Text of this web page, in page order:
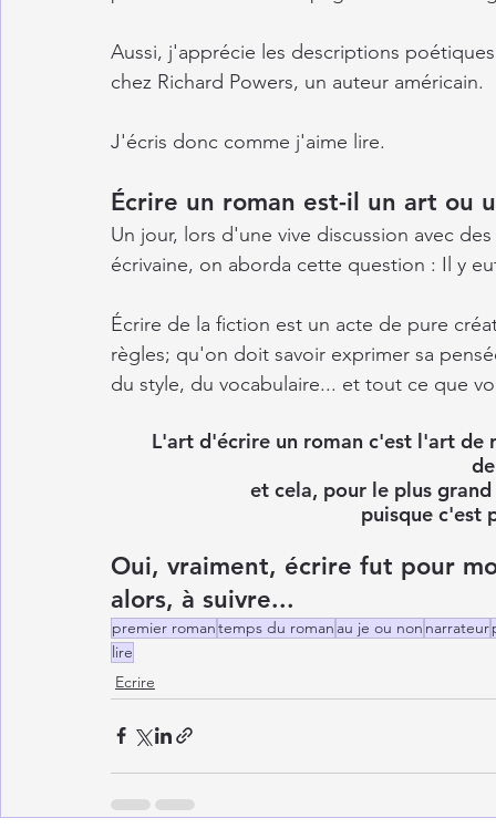
Aussi, j'apprécie les descriptions
chez Richard Powers, un auteur américain.
J'écris donc comme j'aime lire.
Écrire un roman est-il un art ou
Un jour, lors d'une vive discussion avec
écrivaine, on aborda cette question : Il y
Écrire de la fiction est un acte de pure
règles; qu'on doit savoir exprimer sa
du style, du vocabulaire... et tout ce que
L'art d'écrire un roman c'est l'art
et cela, pour le plus
puisque c'est
Oui, vraiment, écrire fut pour
alors, à suivre...
premier romantemps du roman au je ou non narrateur
lire
Ecrire